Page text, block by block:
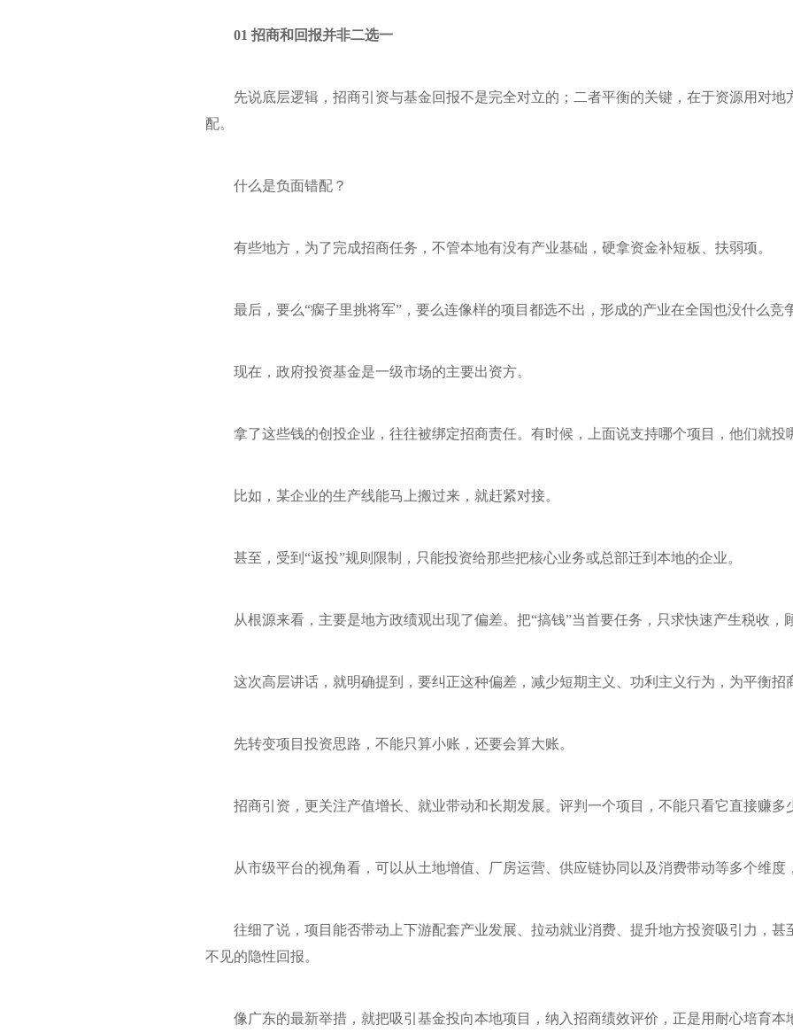
01 招商和回报并非二选一
先说底层逻辑，招商引资与基金回报不是完全对立的；二者平衡的关键，在于资源用对地
配。
什么是负面错配？
有些地方，为了完成招商任务，不管本地有没有产业基础，硬拿资金补短板、扶弱项。
最后，要么“瘸子里挑将军”，要么连像样的项目都选不出，形成的产业在全国也没什么竞
现在，政府投资基金是一级市场的主要出资方。
拿了这些钱的创投企业，往往被绑定招商责任。有时候，上面说支持哪个项目，他们就投
比如，某企业的生产线能马上搬过来，就赶紧对接。
甚至，受到“返投”规则限制，只能投资给那些把核心业务或总部迁到本地的企业。
从根源来看，主要是地方政绩观出现了偏差。把“搞钱”当首要任务，只求快速产生税收，
这次高层讲话，就明确提到，要纠正这种偏差，减少短期主义、功利主义行为，为平衡招
先转变项目投资思路，不能只算小账，还要会算大账。
招商引资，更关注产值增长、就业带动和长期发展。评判一个项目，不能只看它直接赚多
从市级平台的视角看，可以从土地增值、厂房运营、供应链协同以及消费带动等多个维度
往细了说，项目能否带动上下游配套产业发展、拉动就业消费、提升地方投资吸引力，甚
不见的隐性回报。
像广东的最新举措，就把吸引基金投向本地项目，纳入招商绩效评价，正是用耐心培育本